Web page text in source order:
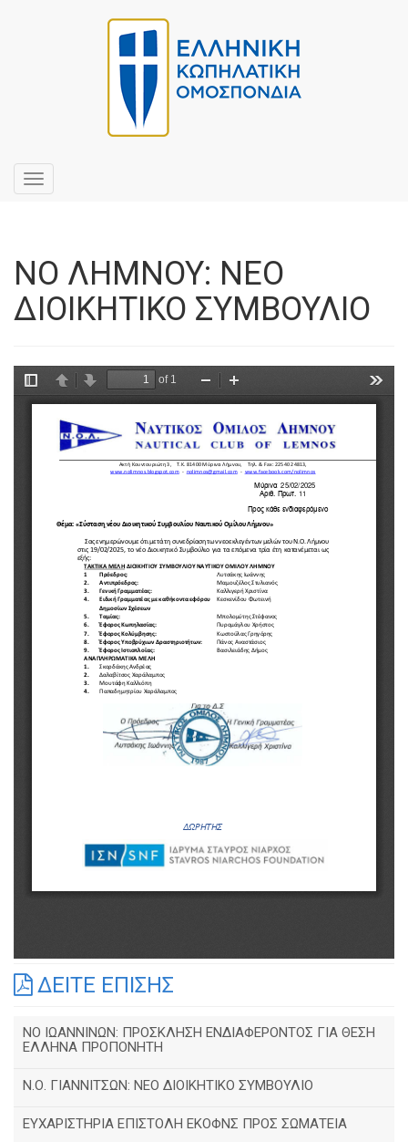
Toggle
navigation
ΝΟ ΛΗΜΝΟΥ: ΝΕΟ
ΔΙΟΙΚΗΤΙΚΟ ΣΥΜΒΟΥΛΙΟ
ΔΕΙΤΕ ΕΠΙΣΗΣ
ΝΟ ΙΩΑΝΝΙΝΩΝ: ΠΡΟΣΚΛΗΣΗ ΕΝΔΙΑΦΕΡΟΝΤΟΣ ΓΙΑ ΘΕΣΗ
ΕΛΛΗΝΑ ΠΡΟΠΟΝΗΤΗ
Ν.Ο. ΓΙΑΝΝΙΤΣΩΝ: ΝΕΟ ΔΙΟΙΚΗΤΙΚΟ ΣΥΜΒΟΥΛΙΟ
ΕΥΧΑΡΙΣΤΗΡΙΑ ΕΠΙΣΤΟΛΗ ΕΚΟΦΝΣ ΠΡΟΣ ΣΩΜΑΤΕΙΑ